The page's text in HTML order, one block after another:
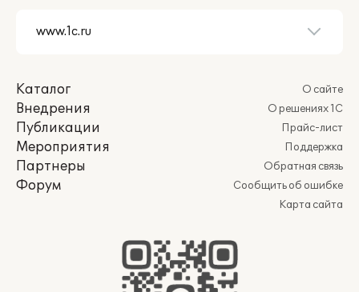
Каталог
Внедрения
Публикации
Мероприятия
Партнеры
Форум
О сайте
О решениях 1С
Прайс-лист
Поддержка
Обратная связь
Сообщить об ошибке
Карта сайта